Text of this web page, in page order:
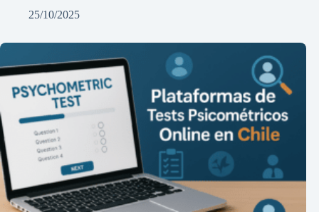
25/10/2025